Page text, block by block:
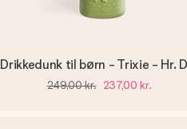
Drikkedunk til børn - Trixie - Hr.
249,00 kr. 237,00 kr.